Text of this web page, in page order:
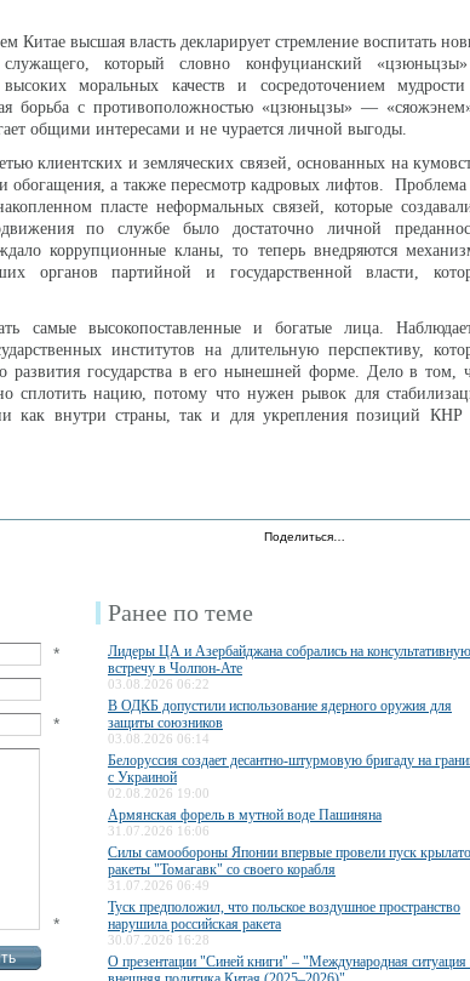
Китае высшая власть декларирует стремление воспитать
который словно конфуцианский
моральных качеств и сосредоточением
борьба с противоположностью «цзюньцзы» —
общими интересами и не чурается личной выгоды.
клиентских и земляческих связей, основанных на
обогащения, а также пересмотр кадровых лифтов. Проблема
пласте неформальных связей, которые
по службе было достаточно личной
коррупционные кланы, то теперь внедряются
органов партийной и государственной власти,
самые высокопоставленные и богатые лица.
институтов на длительную перспективу,
развития государства в его нынешней форме. Дело в том,
сплотить нацию, потому что нужен рывок для
как внутри страны, так и для укрепления позиций КНР
Поделиться…
*
*
*
Ранее по теме
Лидеры ЦА и Азербайджана собрались на консультативную
встречу в Чолпон-Ате
03.08.2026 06:22
В ОДКБ допустили использование ядерного оружия для
защиты союзников
03.08.2026 06:14
Белоруссия создает десантно-штурмовую бригаду на
с Украиной
02.08.2026 19:00
Армянская форель в мутной воде Пашиняна
31.07.2026 16:06
Силы самообороны Японии впервые провели пуск
ракеты "Томагавк" со своего корабля
31.07.2026 06:49
Туск предположил, что польское воздушное пространство
нарушила российская ракета
30.07.2026 16:28
О презентации "Синей книги" – "Международная ситуация